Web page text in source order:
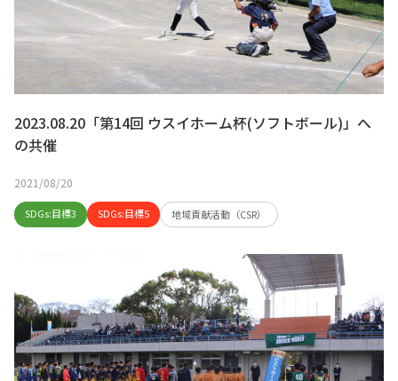
2023.08.20「第14回 ウスイホーム杯(ソフトボール)」へ
の共催
2021/08/20
SDGs:目標3 SDGs:目標5 地域貢献活動（CSR）